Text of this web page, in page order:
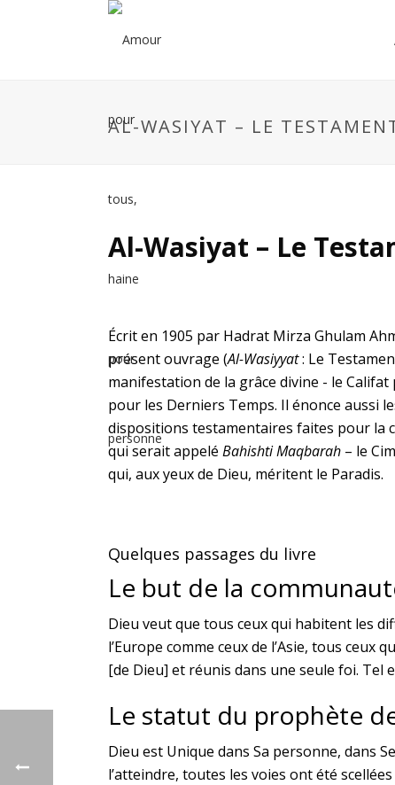
AL-WASIYAT – LE
Al-Wasiyat – Le
Écrit en 1905 par Hadrat Mirza Ghulam
présent ouvrage (Al-Wasiyyat: Le
manifestation de la grâce divine - le
pour les Derniers Temps. Il énonce aussi
dispositions testamentaires faites pour la
qui serait appelé Bahishti Maqbarah – le
qui, aux yeux de Dieu, méritent le Paradis.
Quelques passages du livre
Le but de la
Dieu veut que tous ceux qui habitent les
l’Europe comme ceux de l’Asie, tous
[de Dieu] et réunis dans une seule foi. Tel
Le statut du prophète
Dieu est Unique dans Sa personne, dans
l’atteindre, toutes les voies ont été